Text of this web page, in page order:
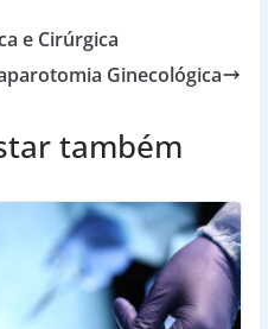
e Cirúrgica
Ginecológica
também